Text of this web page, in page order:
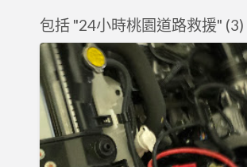
包括 "24小時桃園道路救援"
雙
北
接
電
救
援